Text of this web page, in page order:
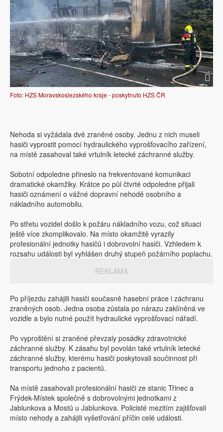
Foto: HZS Moravskoslezského kraje - poskytnuto HZS ČR
Nehoda si vyžádala dvě zraněné osoby. Jednu z nich museli
hasiči vyprostit pomocí hydraulického vyprošťovacího zařízení,
na místě zasahoval také vrtulník letecké záchranné služby.
Sobotní odpoledne přineslo na frekventované komunikaci
dramatické okamžiky. Krátce po půl čtvrté odpoledne přijali
hasiči oznámení o vážné dopravní nehodě osobního a
nákladního automobilu.
Po střetu vozidel došlo k požáru nákladního vozu, což situaci
ještě více zkomplikovalo. Na místo okamžitě vyrazily
profesionální jednotky hasičů i dobrovolní hasiči. Vzhledem k
rozsahu události byl vyhlášen druhý stupeň požárního poplachu.
REKLAMA
Po příjezdu zahájili hasiči současně hasební práce i záchranu
zraněných osob. Jedna osoba zůstala po nárazu zaklíněná ve
vozidle a bylo nutné použít hydraulické vyprošťovací nářadí.
Po vyproštění si zraněné převzaly posádky zdravotnické
záchranné služby. K zásahu byl povolán také vrtulník letecké
záchranné služby, kterému hasiči poskytovali součinnost při
transportu jednoho z pacientů.
Na místě zasahovali profesionální hasiči ze stanic Třinec a
Frýdek-Místek společně s dobrovolnými jednotkami z
Jablunkova a Mostů u Jablunkova. Policisté mezitím zajišťovali
místo nehody a zahájili vyšetřování příčin celé události.